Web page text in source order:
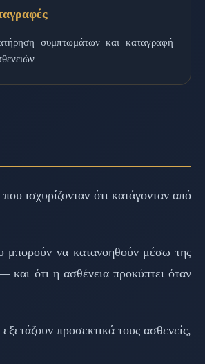
συμπτωμάτων και καταγραφή
ισχυρίζονταν ότι κατάγονταν από
μπορούν να κατανοηθούν μέσω της
ότι η ασθένεια προκύπτει όταν
προσεκτικά τους ασθενείς,